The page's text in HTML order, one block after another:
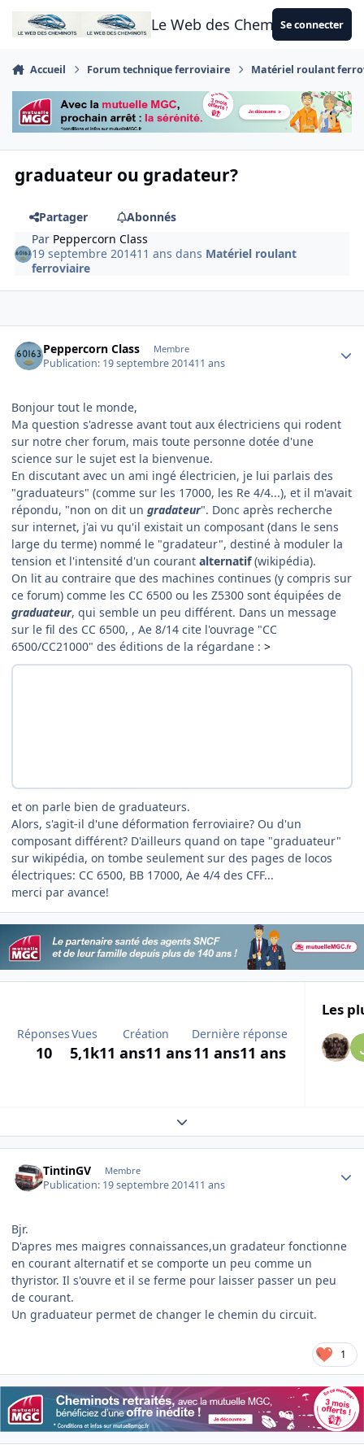
Aller au contenu
Le Web des CheminotsSe connecter
Accueil Forum technique ferroviaire Matériel roulant
graduateur ou gradateur?
Partager
Abonnés
Par Peppercorn Class
19 septembre 201411 ans dans Matériel roulant
ferroviaire
Peppercorn Class Membre
Publication: 19 septembre 201411 ans
Bonjour tout le monde,
Ma question s'adresse avant tout aux électriciens qui rodent
sur notre cher forum, mais toute personne dotée d'une
science sur le sujet est la bienvenue.
En discutant avec un ami ingé électricien, je lui parlais des
"graduateurs" (comme sur les 17000, les Re 4/4...), et il m'avait
répondu, "non on dit un gradateur". Donc après recherche
sur internet, j'ai vu qu'il existait un composant (dans le sens
large du terme) nommé le "gradateur", destiné à moduler la
tension et l'intensité d'un courant alternatif(wikipédia).
On lit au contraire que des machines continues (y compris sur
ce forum) comme les CC 6500 ou les Z5300 sont équipées de
graduateur, qui semble un peu différent. Dans un message
sur le fil des CC 6500, , Ae 8/14 cite l'ouvrage "CC
6500/CC21000" des éditions de la régardane : >
et on parle bien de graduateurs.
Alors, s'agit-il d'une déformation ferroviaire? Ou d'un
composant différent? D'ailleurs quand on tape "graduateur"
sur wikipédia, on tombe seulement sur des pages de locos
électriques: CC 6500, BB 17000, Ae 4/4 des CFF...
merci par avance!
Réponses
10
Vues
5,1k
Création
11 ans11 ans
Dernière réponse
11 ans11 ans
Les
Expand topic overview
TintinGV Membre
Publication: 19 septembre 201411 ans
Bjr.
D'apres mes maigres connaissances,un gradateur fonctionne
en courant alternatif et se comporte un peu comme un
thyristor. Il s'ouvre et il se ferme pour laisser passer un peu
de courant.
Un graduateur permet de changer le chemin du circuit.
1